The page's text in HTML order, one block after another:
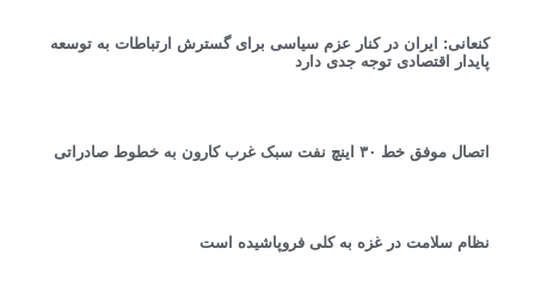
کنعانی: ایران در کنار عزم سیاسی برای گسترش ارتباطات به توسعه
پایدار اقتصادی توجه جدی دارد
اتصال موفق خط ۳۰ اینچ نفت سبک غرب کارون به خطوط صادراتی
نظام سلامت در غزه به کلی فروپاشیده است